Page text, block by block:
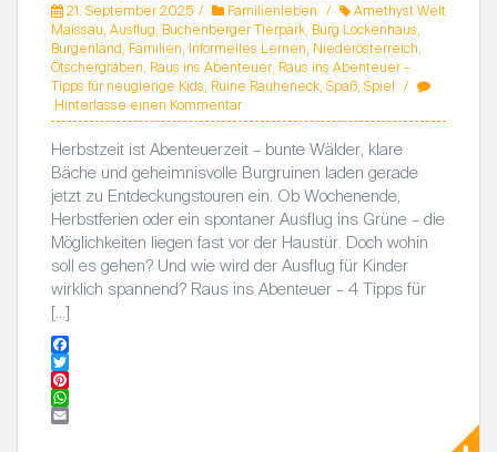
21. September 2025 Familienleben
Amethyst Welt
Maissau, Ausflug, Buchenberger Tierpark, Burg Lockenhaus,
Burgenland, Familien, Informelles Lernen, Niederösterreich,
Ötschergräben, Raus ins Abenteuer, Raus ins Abenteuer –
Tipps für neugierige Kids, Ruine Rauheneck, Spaß, Spiel
Hinterlasse einen Kommentar
Herbstzeit ist Abenteuerzeit – bunte Wälder, klare
Bäche und geheimnisvolle Burgruinen laden gerade
jetzt zu Entdeckungstouren ein. Ob Wochenende,
Herbstferien oder ein spontaner Ausflug ins Grüne – die
Möglichkeiten liegen fast vor der Haustür. Doch wohin
soll es gehen? Und wie wird der Ausflug für Kinder
wirklich spannend? Raus ins Abenteuer – 4 Tipps für
[…]
F
a
c
e
T
w
i
P
iW